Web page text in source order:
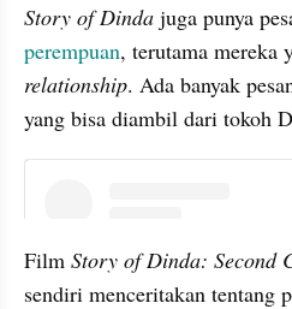
Story of Dinda
perempuan, terutama mereka
relationship. Ada banyak
yang bisa diambil dari tokoh
Film Story of Dinda: Second
sendiri menceritakan tentang